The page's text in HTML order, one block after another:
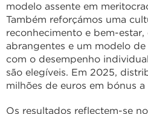
modelo assente em
Também reforçámos uma
reconhecimento e bem-
abrangentes e um modelo
com o desempenho
são elegíveis. Em 2025,
milhões de euros em bónus
Os resultados reflectem-se